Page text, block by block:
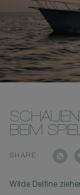
BEIM
SHARE
Wilde Delfine